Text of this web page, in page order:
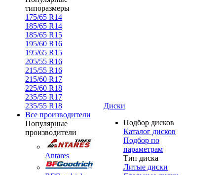
типоразмеры
175/65 R14
185/65 R14
185/65 R15
195/60 R16
195/65 R15
205/55 R16
215/55 R16
215/60 R17
225/60 R18
235/55 R17
235/55 R18
Все производители
Популярные
производители
Antares
Диски
Подбор дисков
Каталог дисков
Подбор по
параметрам
Тип диска
Литые диски